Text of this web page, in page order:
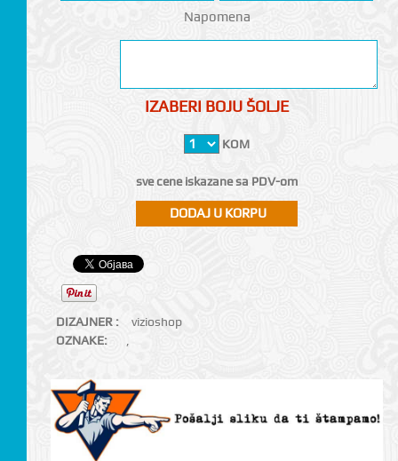
Napomena
IZABERI BOJU ŠOLJE
KOM
sve cene iskazane sa PDV-om
DIZAJNER :
vizioshop
OZNAKE: